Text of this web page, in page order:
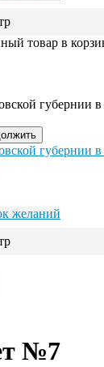
товар в
желаний
№7